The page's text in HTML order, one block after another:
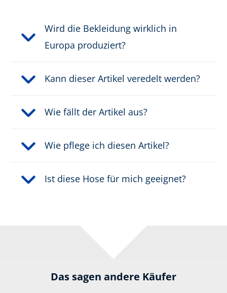
Stretchpartie: 93 %
Wird die Bekleidung wirklich in
Europa produziert?
Kann dieser Artikel veredelt werden?
Wie fällt der Artikel aus?
Wie pflege ich diesen Artikel?
Ist diese Hose für mich geeignet?
Das sagen andere Käufer